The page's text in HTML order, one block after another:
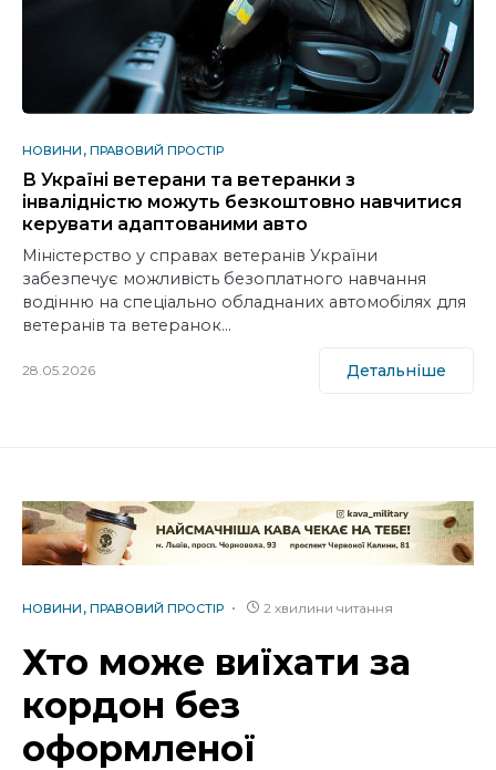
НОВИНИ ПРАВОВИЙ ПРОСТІР
В Україні ветерани та ветеранки з
інвалідністю можуть безкоштовно навчитися
керувати адаптованими авто
Міністерство у справах ветеранів України
забезпечує можливість безоплатного навчання
водінню на спеціально обладнаних автомобілях для
ветеранів та ветеранок…
28.05.2026 Детальніше
НОВИНИ ПРАВОВИЙ ПРОСТІР 2 хвилини читання
Хто може виїхати за
кордон без
оформленої